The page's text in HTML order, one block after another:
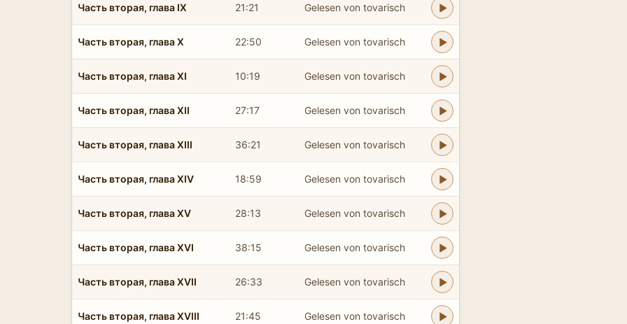
Часть вторая, глава IX 21:21 Gelesen von tovarisch
Часть вторая, глава X 22:50 Gelesen von tovarisch
Часть вторая, глава XI 10:19 Gelesen von tovarisch
Часть вторая, глава XII 27:17 Gelesen von tovarisch
Часть вторая, глава XIII 36:21 Gelesen von tovarisch
Часть вторая, глава XIV 18:59 Gelesen von tovarisch
Часть вторая, глава XV 28:13 Gelesen von tovarisch
Часть вторая, глава XVI 38:15 Gelesen von tovarisch
Часть вторая, глава XVII 26:33 Gelesen von tovarisch
Часть вторая, глава XVIII 21:45 Gelesen von tovarisch